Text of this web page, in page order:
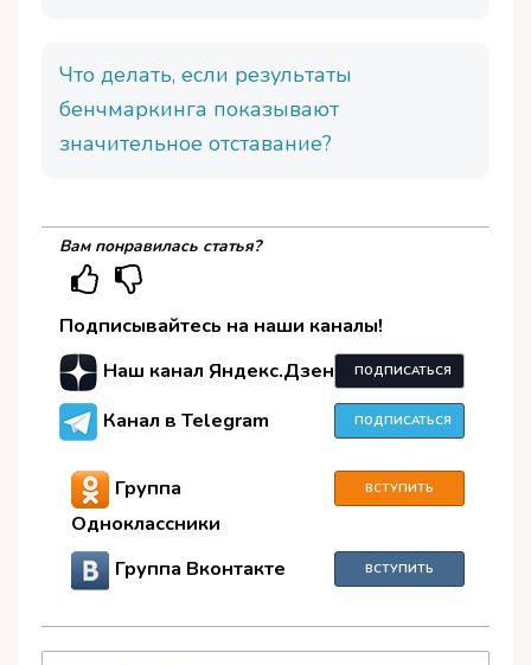
Что делать, если результаты
бенчмаркинга показывают
значительное отставание?
Вам понравилась статья?
Подписывайтесь на наши каналы!
Наш канал Яндекс.Дзен
ПОДПИСАТЬСЯ
Канал в Telegram ПОДПИСАТЬСЯ
Группа
Одноклассники
ВСТУПИТЬ
Группа Вконтакте ВСТУПИТЬ